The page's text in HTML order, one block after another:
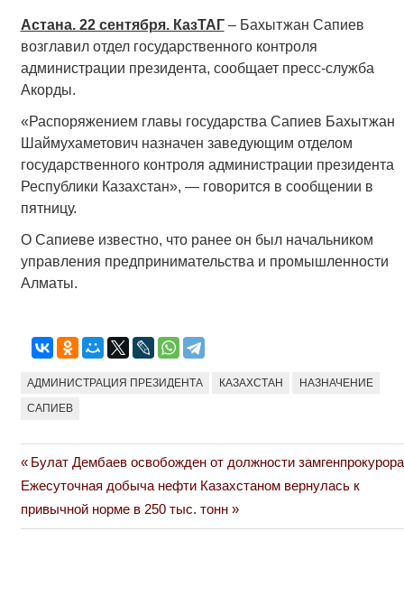
Астана. 22 сентября. КазТАГ– Бахытжан Сапиев
возглавил отдел государственного контроля
администрации президента, сообщает пресс-служба
Акорды.
«Распоряжением главы государства Сапиев Бахытжан
Шаймухаметович назначен заведующим отделом
государственного контроля администрации президента
Республики Казахстан», — говорится в сообщении в
пятницу.
О Сапиеве известно, что ранее он был начальником
управления предпринимательства и промышленности
Алматы.
АДМИНИСТРАЦИЯ ПРЕЗИДЕНТА КАЗАХСТАН НАЗНАЧЕНИЕ
САПИЕВ
Навигация
по
Previous
Post:
Булат Дембаев освобожден от должности замгенпрокурора
Next
Post:
Ежесуточная добыча нефти Казахстаном вернулась к
привычной норме в 250 тыс. тонн